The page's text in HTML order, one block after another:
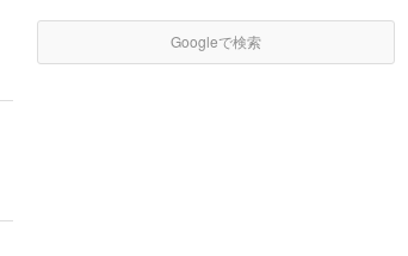
Googleで検索